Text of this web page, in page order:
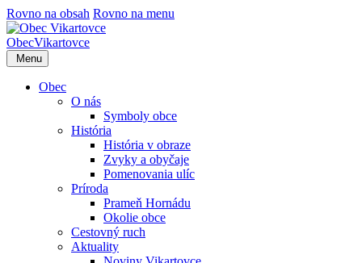
Rovno na obsah Rovno na menu
ObecVikartovce
Menu
Obec
O nás
Symboly obce
História
História v obraze
Zvyky a obyčaje
Pomenovania ulíc
Príroda
Prameň Hornádu
Okolie obce
Cestovný ruch
Aktuality